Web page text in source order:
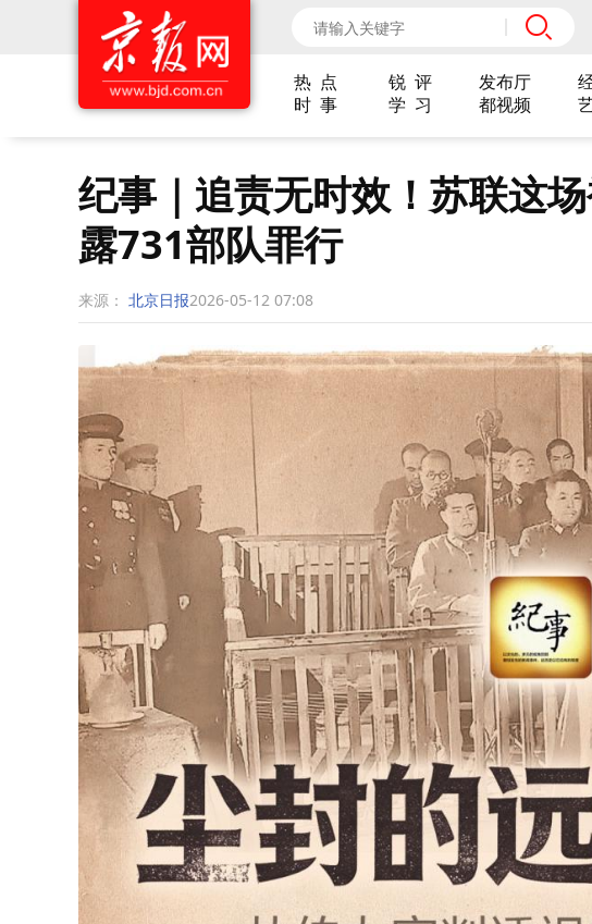
热 点 锐 评 发布厅
时 事
学 习 都视频
纪事｜追责无时效！苏联这
露731部队罪行
来源： 北京日报2026-05-12 07:08